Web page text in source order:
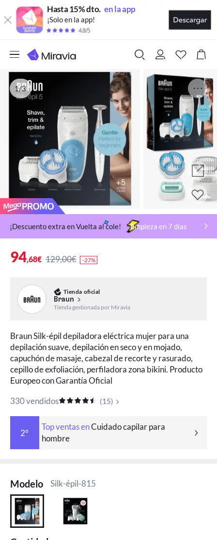
Hasta 15% dto. en la app
¡Solo en la app!
1/3
¡Descuento extra en Vuelta al cole! Empieza en 7 días
94,68€ 129,00€ -27%
Tienda oficial
Braun
Tienda gestionada por Miravia
Braun Silk-épil depiladora eléctrica mujer para una
depilación suave, depilación en seco y en mojado,
capuchón de masaje, cabezal de recorte y rasurado,
cepillo de exfoliación, perfiladora zona bikini. Producto
Europeo con Garantía Oficial
330 vendidos
(15)
2°
Top ventas enCuidado capilar para
hombre
Modelo Silk-épil-815